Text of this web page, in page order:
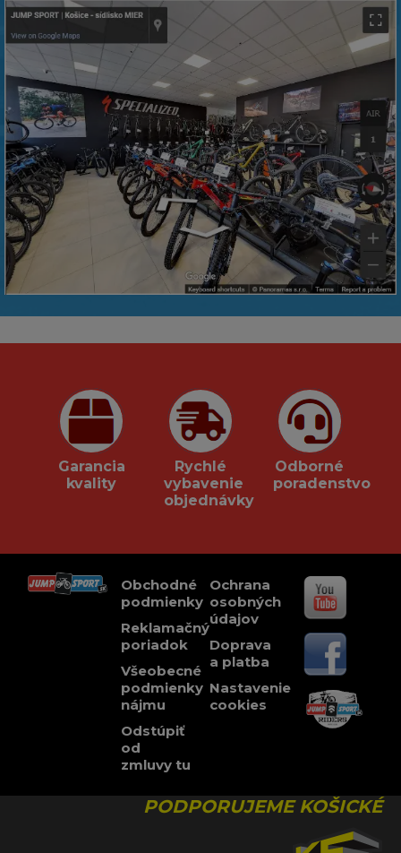
Garancia
kvality
Rychlé
vybavenie
objednávky
Odborné
poradenstvo
Obchodné
podmienky
Reklamačný
poriadok
Všeobecné
podmienky
nájmu
Odstúpiť
od
zmluvy tu
Ochrana
osobných
údajov
Doprava
a platba
Nastavenie
cookies
PODPORUJEME KOŠICKÉ